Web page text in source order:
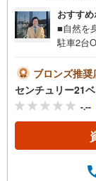
おすす
■自然を
駐車2台
もご見
ます！◇
あり（地
利 0.875
o！不
いただ
をもら
ブロンズ推奨
センチュリー21
-.--